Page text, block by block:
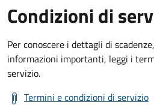
Condizioni di
Per conoscere i dettagli di
informazioni importanti, leggi i
servizio.
Termini e condizioni di servizio